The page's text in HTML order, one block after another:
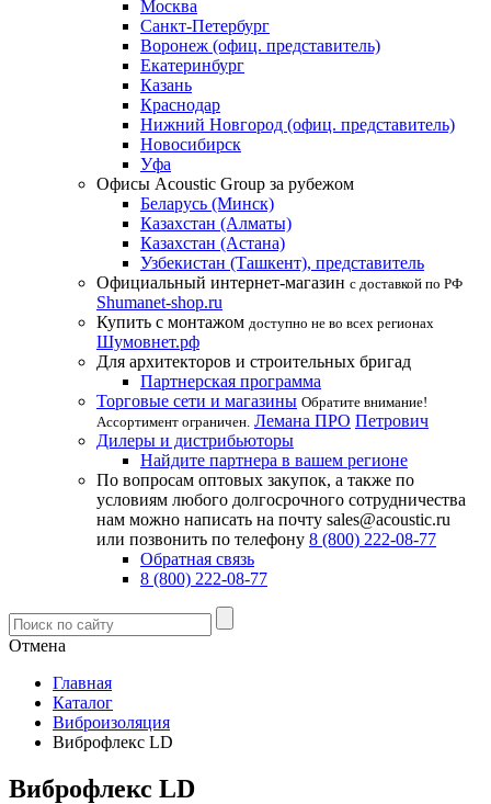
Москва
Санкт-Петербург
Воронеж (офиц. представитель)
Екатеринбург
Казань
Краснодар
Нижний Новгород (офиц. представитель)
Новосибирск
Уфа
Офисы Acoustic Group за рубежом
Беларусь (Минск)
Казахстан (Алматы)
Казахстан (Астана)
Узбекистан (Ташкент), представитель
Официальный интернет-магазин с доставкой по РФ
Shumanet-shop.ru
Купить с монтажом доступно не во всех регионах
Шумовнет.рф
Для архитекторов и строительных бригад
Партнерская программа
Торговые сети и магазины Обратите внимание!
Ассортимент ограничен. Лемана ПРО Петрович
Дилеры и дистрибьюторы
Найдите партнера в вашем регионе
По вопросам оптовых закупок, а также по
условиям любого долгосрочного сотрудничества
нам можно написать на почту sales@acoustic.ru
или позвонить по телефону 8 (800) 222-08-77
Обратная связь
8 (800) 222-08-77
Отмена
Главная
Каталог
Виброизоляция
Виброфлекс LD
Виброфлекс LD